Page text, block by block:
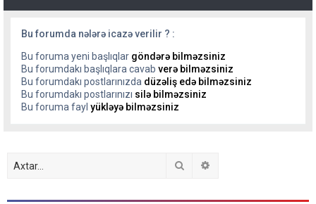
Bu forumda nələrə icazə verilir ? :
Bu foruma yeni başlıqlar göndərə bilməzsiniz
Bu forumdakı başlıqlara cavab verə bilməzsiniz
Bu forumdakı postlarınızda düzəliş edə bilməzsiniz
Bu forumdakı postlarınızı silə bilməzsiniz
Bu foruma fayl yükləyə bilməzsiniz
Axtar